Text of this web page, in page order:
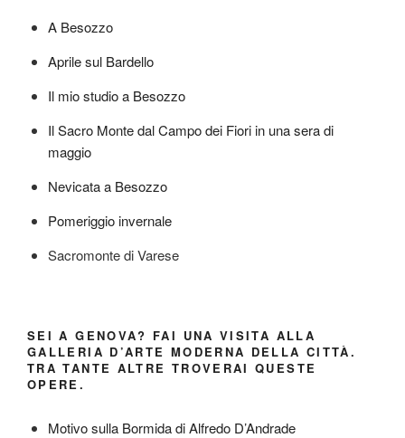
A Besozzo
Aprile sul Bardello
Il mio studio a Besozzo
Il Sacro Monte dal Campo dei Fiori in una sera di
maggio
Nevicata a Besozzo
Pomeriggio invernale
Sacromonte di Varese
SEI A GENOVA? FAI UNA VISITA ALLA
GALLERIA D’ARTE MODERNA DELLA CITTÀ.
TRA TANTE ALTRE TROVERAI QUESTE
OPERE.
Motivo sulla Bormida di Alfredo D’Andrade